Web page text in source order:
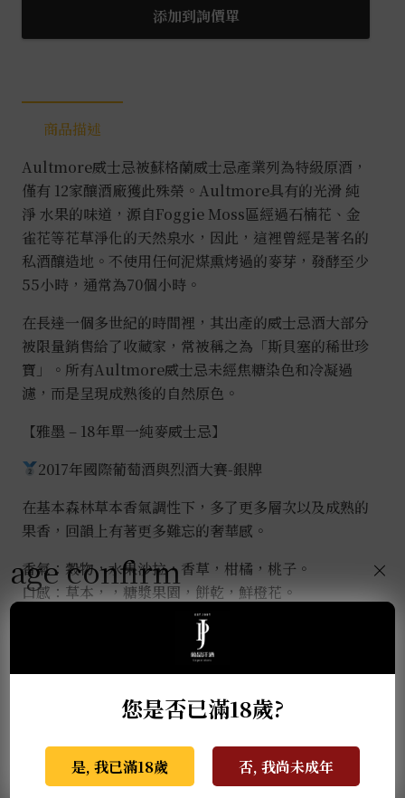
數
添加到詢價單
商品描述
Aultmore威士忌被蘇格蘭威士忌產業列為特級原酒，
僅有 12家釀酒廠獲此殊榮。Aultmore具有的光滑 純
淨 水果的味道，源自Foggie Moss區經過石楠花、金
雀花等花草淨化的天然泉水，因此，這裡曾經是著名的
私酒釀造地。不使用任何泥煤熏烤過的麥芽，發酵至少
55小時，通常為70個小時。
在長達一個多世紀的時間裡，其出產的威士忌酒大部分
被限量銷售給了收藏家，常被稱之為「斯貝塞的稀世珍
寶」。所有Aultmore威士忌未經焦糖染色和冷凝過
濾，而是呈現成熟後的自然原色。
【雅墨 – 18年單一純麥威士忌】
2017年國際葡萄酒與烈酒大賽-銀牌
在基本森林草本香氣調性下，多了更多層次以及成熟的
果香，回韻上有著更多難忘的奢華感。
香氣：穀物，水果沙拉，香草，柑橘，桃子。
口感：草本，，糖漿果園，餅乾，鮮橙花。
餘韻：蘇丹娜，柑橘，麥芽，輕盈和揮之不去。
推薦商品
age confirm
您是否已滿18歲?
是, 我已滿18歲 否, 我尚未成年
×